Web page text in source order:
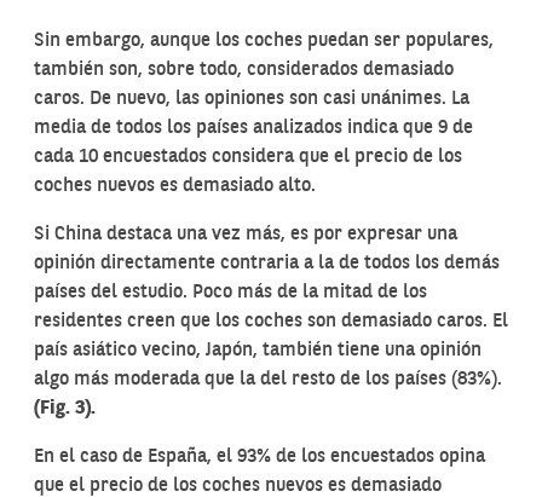
Sin embargo, aunque los coches puedan ser populares,
también son, sobre todo, considerados demasiado
caros. De nuevo, las opiniones son casi unánimes. La
media de todos los países analizados indica que 9 de
cada 10 encuestados considera que el precio de los
coches nuevos es demasiado alto.
Si China destaca una vez más, es por expresar una
opinión directamente contraria a la de todos los demás
países del estudio. Poco más de la mitad de los
residentes creen que los coches son demasiado caros. El
país asiático vecino, Japón, también tiene una opinión
algo más moderada que la del resto de los países (83%).
(Fig. 3).
En el caso de España, el 93% de los encuestados opina
que el precio de los coches nuevos es demasiado